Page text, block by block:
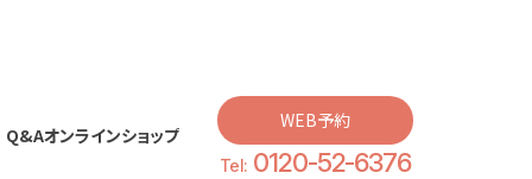
Q&Aオンラインショップ
WEB予約
Tel: 0120-52-6376